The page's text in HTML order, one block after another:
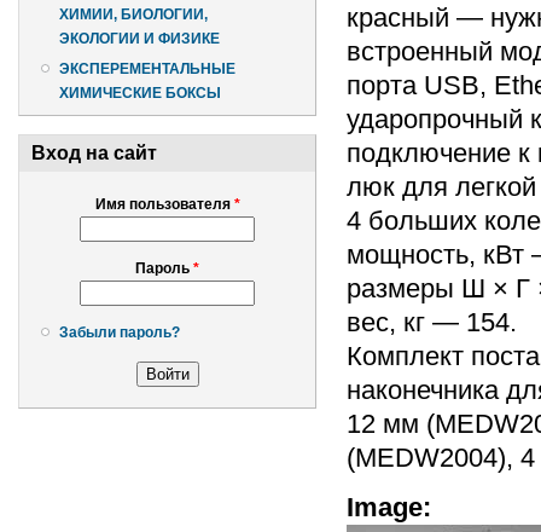
ХИМИИ, БИОЛОГИИ,
ЭКОЛОГИИ И ФИЗИКЕ
ЭКСПЕРЕМЕНТАЛЬНЫЕ
ХИМИЧЕСКИЕ БОКСЫ
Вход на сайт
Имя пользователя *
Пароль *
Забыли пароль?
красный —
встроенный
порта USB,
ударопрочный
подключение к
люк для легкой
4 больших
мощность, кВт
размеры Ш × Г
вес, кг — 154.
Комплект
наконечника
12 мм
(MEDW2004),
Image: